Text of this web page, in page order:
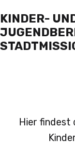
Inhalt
springen
KINDER-
Hier findest